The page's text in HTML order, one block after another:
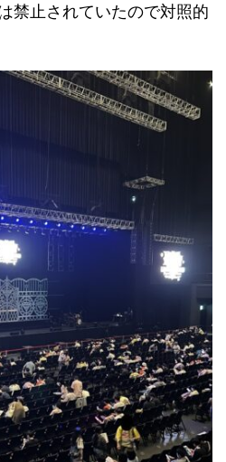
禁止されていたので対照的